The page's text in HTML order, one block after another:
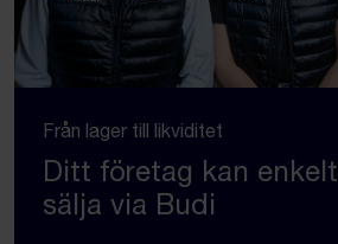
Från lager till likviditet
Ditt företag kan enkelt
sälja via Budi